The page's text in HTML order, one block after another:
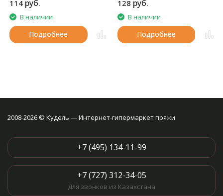
нитка. Очень приятная на
ощупь.
114 руб.
В наличии
Подробнее
128 руб.
В наличии
Подробнее
2008-2026 © Кудель — Интернет-гипермаркет пряжи
+7 (495) 134-11-99
+7 (727) 312-34-05
Для звонков из Казахстана